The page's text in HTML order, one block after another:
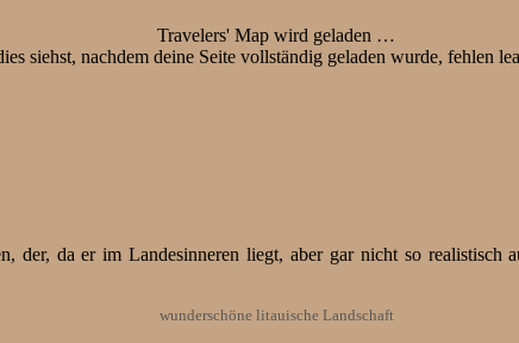
Travelers' Map wird geladen …
siehst, nachdem deine Seite vollständig geladen wurde, fehlen
der, da er im Landesinneren liegt, aber gar nicht so
wunderschöne litauische Landschaft